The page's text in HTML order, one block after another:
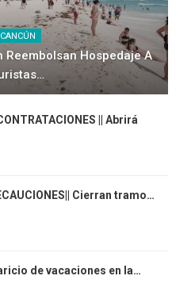
CANCÚN
Reembolsan Hospedaje A
|| Abrirá
Cierran tramo…
de vacaciones en la…